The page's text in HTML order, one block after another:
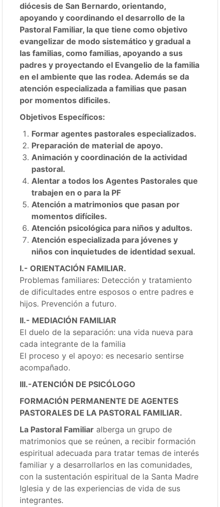
diócesis de San Bernardo, orientando,
apoyando y coordinando el desarrollo de la
Pastoral Familiar, la que tiene como objetivo
evangelizar de modo sistemático y gradual a
las familias, como familias, apoyando a sus
padres y proyectando el Evangelio de la familia
en el ambiente que las rodea. Además se da
atención especializada a familias que pasan
por momentos dificiles.
Objetivos Específicos:
Formar agentes pastorales especializados.
Preparación de material de apoyo.
Animación y coordinación de la actividad
pastoral.
Alentar a todos los Agentes Pastorales que
trabajen en o para la PF
Atención a matrimonios que pasan por
momentos difíciles.
Atención psicológica para niños y adultos.
Atención especializada para jóvenes y
niños con inquietudes de identidad sexual.
I.- ORIENTACIÓN FAMILIAR.
Problemas familiares: Detección y tratamiento
de dificultades entre esposos o entre padres e
hijos. Prevención a futuro.
II.- MEDIACIÓN FAMILIAR
El duelo de la separación: una vida nueva para
cada integrante de la familia
El proceso y el apoyo: es necesario sentirse
acompañado.
III.-ATENCIÓN DE PSICÓLOGO
FORMACIÓN PERMANENTE DE AGENTES
PASTORALES DE LA PASTORAL FAMILIAR.
La Pastoral Familiar alberga un grupo de
matrimonios que se reúnen, a recibir formación
espiritual adecuada para tratar temas de interés
familiar y a desarrollarlos en las comunidades,
con la sustentación espiritual de la Santa Madre
Iglesia y de las experiencias de vida de sus
integrantes.